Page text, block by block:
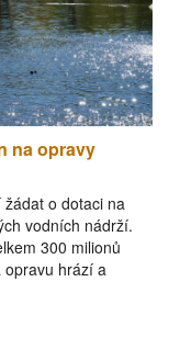
na opravy
o dotaci na
vodních nádrží.
300 milionů
hrází a